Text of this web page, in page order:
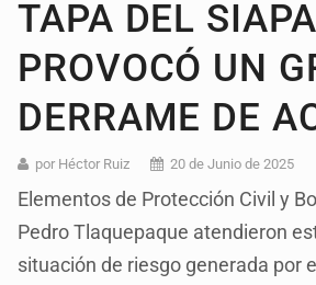
TAPA DEL SIAPA
PROVOCÓ UN
DERRAME DE
por Héctor Ruiz 20 de Junio de 2025
Elementos de Protección Civil y
Pedro Tlaquepaque atendieron
situación de riesgo generada por el